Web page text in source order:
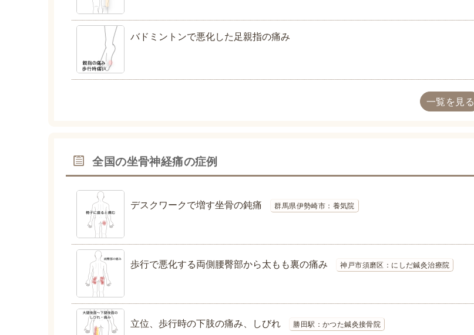
バドミントンで悪化した足親指の痛み
一覧を見る
全国の坐骨神経痛の症例
デスクワークで増す坐骨の鈍痛 群馬県伊勢崎市：養気院
歩行で悪化する両側腰臀部から太もも裏の痛み 神戸市須磨区：にしだ鍼灸治療院
立位、歩行時の下肢の痛み、しびれ 勝田駅：かつた鍼灸接骨院